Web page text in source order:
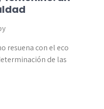
resuena con el eco
de las